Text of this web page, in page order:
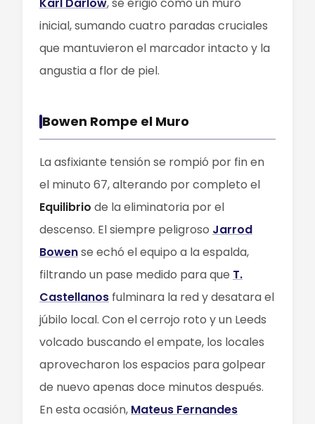
inicial, sumando cuatro paradas cruciales
que mantuvieron el marcador intacto y la
angustia a flor de piel.
Bowen Rompe el Muro
La asfixiante tensión se rompió por fin en
el minuto 67, alterando por completo el
Equilibrio de la eliminatoria por el
descenso. El siempre peligroso Jarrod
Bowense echó el equipo a la espalda,
filtrando un pase medido para que T.
Castellanos fulminara la red y desatara el
júbilo local. Con el cerrojo roto y un Leeds
volcado buscando el empate, los locales
aprovecharon los espacios para golpear
de nuevo apenas doce minutos después.
En esta ocasión, Mateus Fernandes